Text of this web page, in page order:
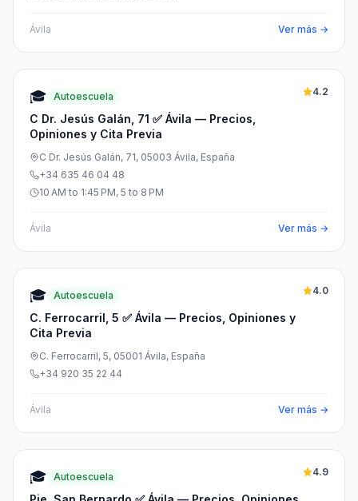
Ávila Ver más →
🎓 Autoescuela
C Dr. Jesús Galán, 71 ✅ Ávila — Precios,
Opiniones y Cita Previa
4.2
C Dr. Jesús Galán, 71, 05003 Ávila, España
+34 635 46 04 48
10 AM to 1:45 PM, 5 to 8 PM
Ávila Ver más →
🎓 Autoescuela
C. Ferrocarril, 5 ✅ Ávila — Precios, Opiniones y
Cita Previa
4.0
C. Ferrocarril, 5, 05001 Ávila, España
+34 920 35 22 44
Ávila Ver más →
🎓 Autoescuela 4.9